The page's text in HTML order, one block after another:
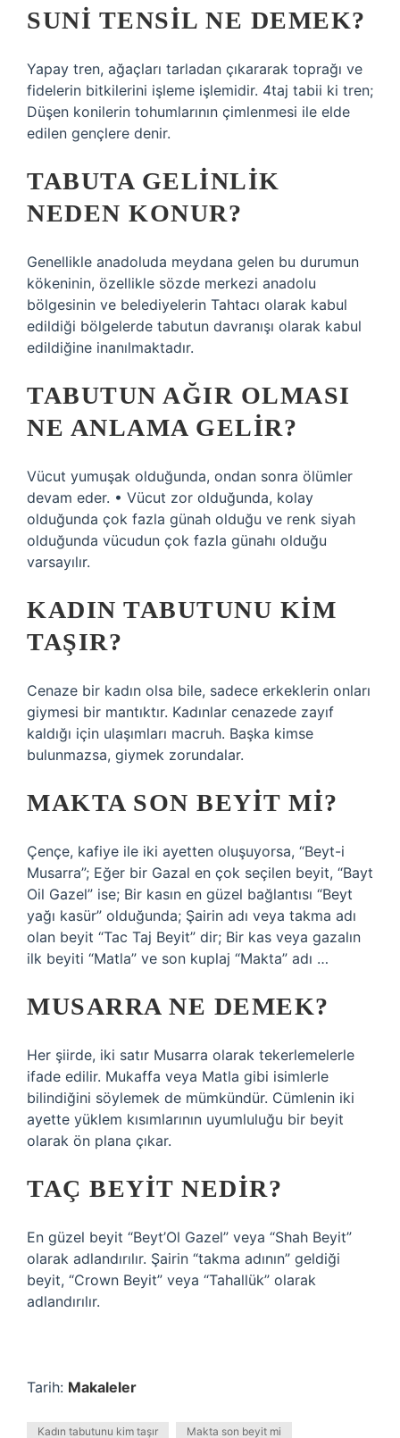
SUNI TENSIL NE DEMEK?
Yapay tren, ağaçları tarladan çıkararak toprağı ve
fidelerin bitkilerini işleme işlemidir. 4taj tabii ki tren;
Düşen konilerin tohumlarının çimlenmesi ile elde
edilen gençlere denir.
TABUTA GELINLIK
NEDEN KONUR?
Genellikle anadoluda meydana gelen bu durumun
kökeninin, özellikle sözde merkezi anadolu
bölgesinin ve belediyelerin Tahtacı olarak kabul
edildiği bölgelerde tabutun davranışı olarak kabul
edildiğine inanılmaktadır.
TABUTUN AĞIR OLMASI
NE ANLAMA GELIR?
Vücut yumuşak olduğunda, ondan sonra ölümler
devam eder. • Vücut zor olduğunda, kolay
olduğunda çok fazla günah olduğu ve renk siyah
olduğunda vücudun çok fazla günahı olduğu
varsayılır.
KADIN TABUTUNU KIM
TAŞIR?
Cenaze bir kadın olsa bile, sadece erkeklerin onları
giymesi bir mantıktır. Kadınlar cenazede zayıf
kaldığı için ulaşımları macruh. Başka kimse
bulunmazsa, giymek zorundalar.
MAKTA SON BEYIT MI?
Çençe, kafiye ile iki ayetten oluşuyorsa, “Beyt-i
Musarra”; Eğer bir Gazal en çok seçilen beyit, “Bayt
Oil Gazel” ise; Bir kasın en güzel bağlantısı “Beyt
yağı kasür” olduğunda; Şairin adı veya takma adı
olan beyit “Tac Taj Beyit” dir; Bir kas veya gazalın
ilk beyiti “Matla” ve son kuplaj “Makta” adı …
MUSARRA NE DEMEK?
Her şiirde, iki satır Musarra olarak tekerlemelerle
ifade edilir. Mukaffa veya Matla gibi isimlerle
bilindiğini söylemek de mümkündür. Cümlenin iki
ayette yüklem kısımlarının uyumluluğu bir beyit
olarak ön plana çıkar.
TAÇ BEYIT NEDIR?
En güzel beyit “Beyt’Ol Gazel” veya “Shah Beyit”
olarak adlandırılır. Şairin “takma adının” geldiği
beyit, “Crown Beyit” veya “Tahallük” olarak
adlandırılır.
Tarih: Makaleler
Kadın tabutunu kim taşır Makta son beyit mi